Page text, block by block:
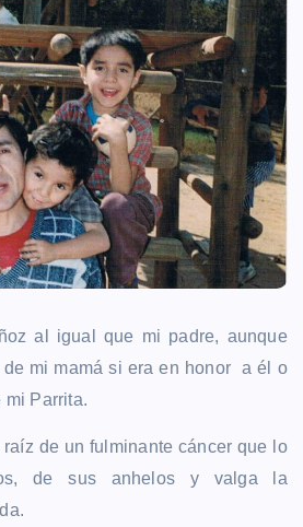
al igual que mi padre, aunque
de mi mamá si era en honor a él o
mi Parrita.
de un fulminante cáncer que lo
de sus anhelos y valga la